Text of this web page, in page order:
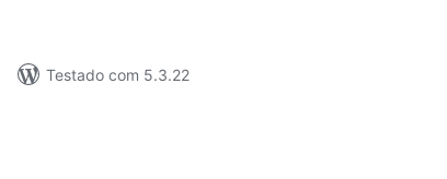
Testado com 5.3.22